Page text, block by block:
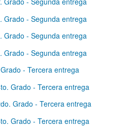
Grado - Segunda entrega
Grado - Segunda entrega
Grado - Segunda entrega
- Tercera entrega
Grado - Tercera entrega
Grado - Tercera entrega
Grado - Tercera entrega